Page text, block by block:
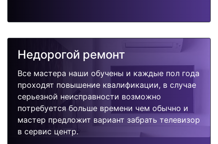
Недорогой ремонт
Все мастера наши обучены и каждые пол года
проходят повышение квалификации, в случае
серьезной неисправности возможно
потребуется больше времени чем обычно и
мастер предложит вариант забрать телевизор
в сервис центр.